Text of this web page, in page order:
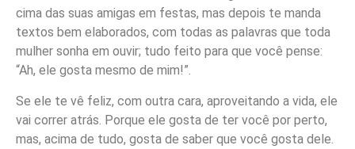
cima das suas amigas em festas, mas depois te manda
textos bem elaborados, com todas as palavras que toda
mulher sonha em ouvir; tudo feito para que você pense:
“Ah, ele gosta mesmo de mim!”.
Se ele te vê feliz, com outra cara, aproveitando a vida, ele
vai correr atrás. Porque ele gosta de ter você por perto,
mas, acima de tudo, gosta de saber que você gosta dele.